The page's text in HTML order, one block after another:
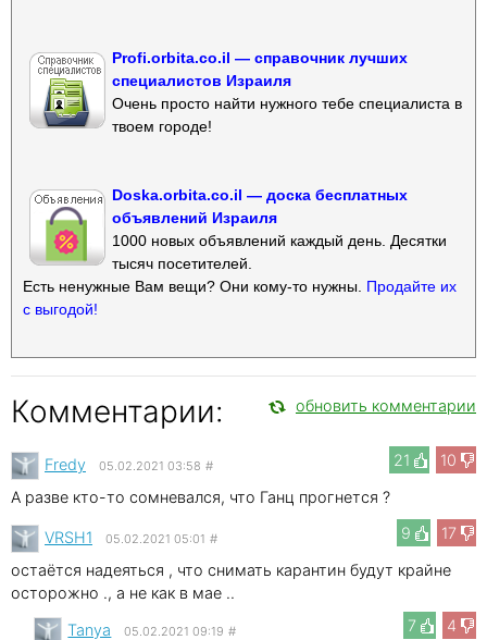
Profi.orbita.co.il — справочник лучших
специалистов Израиля
Очень просто найти нужного тебе специалиста в
твоем городе!
Doska.orbita.co.il — доска бесплатных
объявлений Израиля
1000 новых объявлений каждый день. Десятки
тысяч посетителей.
Есть ненужные Вам вещи? Они кому-то нужны. Продайте их
с выгодой!
Комментарии: обновить комментарии
21 10
Fredy 05.02.2021 03:58 #
А разве кто-то сомневался, что Ганц прогнется ?
9
17
VRSH1 05.02.2021 05:01 #
остаётся надеяться , что снимать карантин будут крайне
осторожно ., а не как в мае ..
7
4
Tanya 05.02.2021 09:19 #